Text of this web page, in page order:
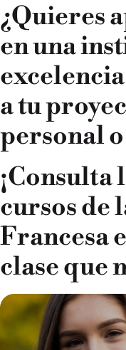
¿Quieres
en una
a tu
personal
¡Consulta
cursos de
Francesa
clase que